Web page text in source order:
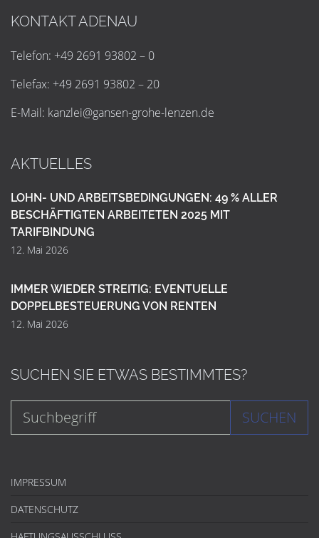
KONTAKT ADENAU
Telefon: +49 2691 93802 – 0
Telefax: +49 2691 93802 – 20
E-Mail: kanzlei@gansen-grohe-lenzen.de
AKTUELLES
LOHN- UND ARBEITSBEDINGUNGEN: 49 % ALLER
BESCHÄFTIGTEN ARBEITETEN 2025 MIT
TARIFBINDUNG
12. Mai 2026
IMMER WIEDER STREITIG: EVENTUELLE
DOPPELBESTEUERUNG VON RENTEN
12. Mai 2026
SUCHEN SIE ETWAS BESTIMMTES?
SUCHEN
IMPRESSUM
DATENSCHUTZ